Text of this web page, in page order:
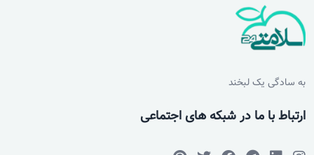
به سادگی یک لبخند
ارتباط با ما در شبکه های اجتماعی